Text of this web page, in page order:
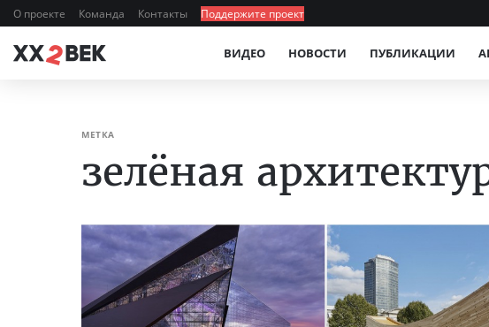
О проекте Команда Контакты Поддержите проект
ВИДЕО НОВОСТИ ПУБЛИКАЦИИ
МЕТКА
зелёная